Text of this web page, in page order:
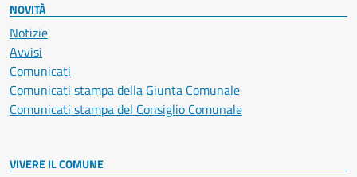
NOVITÀ
Notizie
Avvisi
Comunicati
Comunicati stampa della Giunta Comunale
Comunicati stampa del Consiglio Comunale
VIVERE IL COMUNE